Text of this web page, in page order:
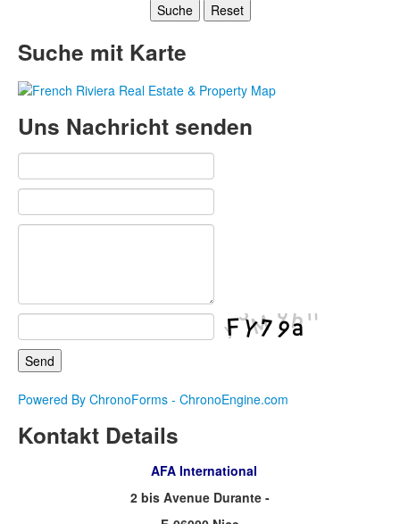
Suche Reset
Suche mit Karte
Uns Nachricht senden
Powered By ChronoForms - ChronoEngine.com
Kontakt Details
AFA International
2 bis Avenue Durante -